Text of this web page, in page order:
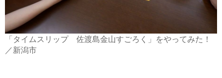
「タイムスリップ 佐渡島金山すごろく」をやってみた！
／新潟市